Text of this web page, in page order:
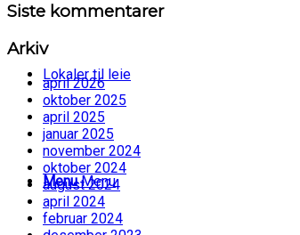
Lokaler til leie
Menu Menu
Siste kommentarer
Arkiv
april 2026
oktober 2025
april 2025
januar 2025
november 2024
oktober 2024
august 2024
april 2024
februar 2024